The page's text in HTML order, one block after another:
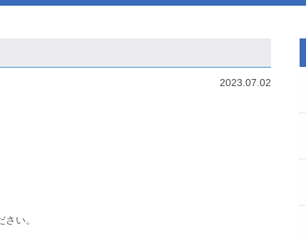
2023.07.02
い。⁡